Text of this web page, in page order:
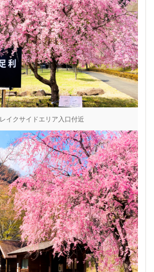
レイクサイドエリア入口付近